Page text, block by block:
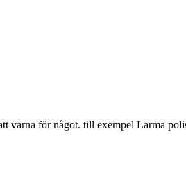
varna för något. till exempel Larma